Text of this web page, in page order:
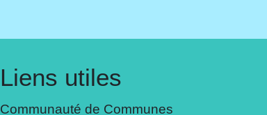
Liens utiles
Communauté de Communes